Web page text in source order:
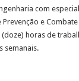
com
e
horas de
semanais.